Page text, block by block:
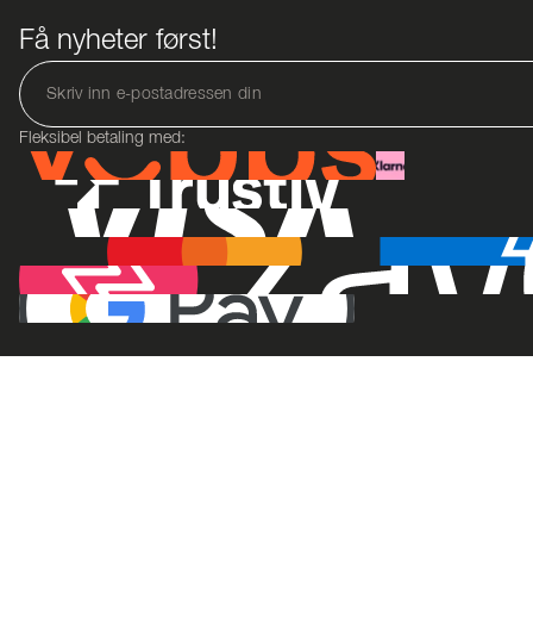
Få nyheter først!
Fleksibel betaling med: